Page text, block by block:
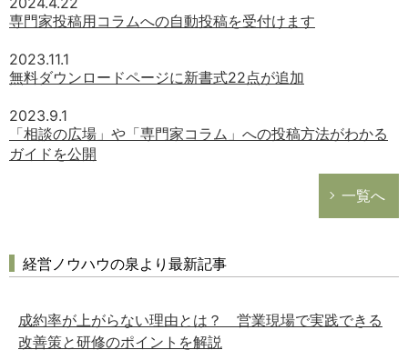
専門家投稿用コラムへの自動投稿を受付けます
2023.11.1
無料ダウンロードページに新書式22点が追加
2023.9.1
「相談の広場」や「専門家コラム」への投稿方法がわかる
ガイドを公開
一覧へ
経営ノウハウの泉より最新記事
成約率が上がらない理由とは？ 営業現場で実践できる
改善策と研修のポイントを解説